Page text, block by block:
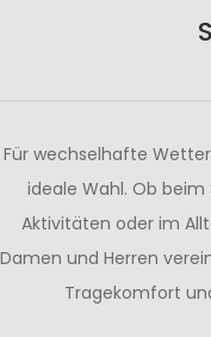
Für wechselhafte
ideale Wahl. Ob
Aktivitäten oder im
Damen und Herren
Tragekomfort